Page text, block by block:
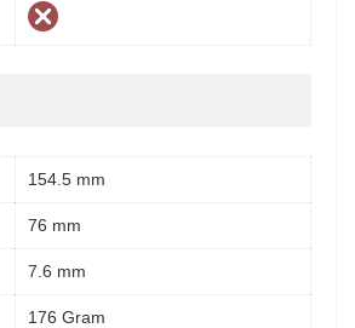
154.5 mm
76 mm
7.6 mm
176 Gram